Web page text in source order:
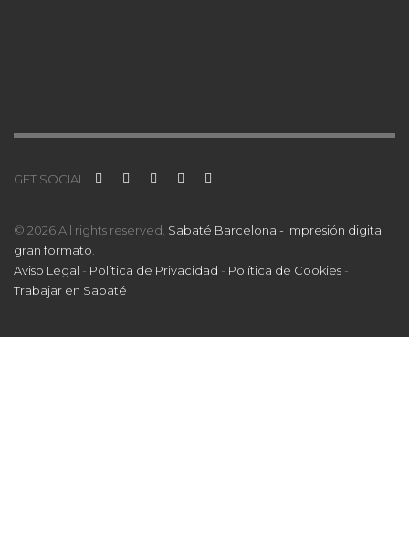
GET SOCIAL
© 2026 All rights reserved. Sabaté Barcelona - Impresión digital
gran formato
Aviso Legal - Política de Privacidad - Política de Cookies -
Trabajar en Sabaté